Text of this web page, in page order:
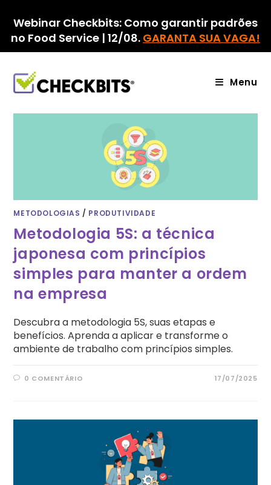
para
conteúdo
Webinar Checkbits: Como garantir padrões
no Food Service | 12/08. GARANTA SUA VAGA!
Menu
METODOLOGIAS / PRODUTIVIDADE
Metodologia 5S: a técnica
japonesa com princípios
simples para manter a ordem
na empresa
Descubra a metodologia 5S, suas etapas e
benefícios. Aprenda a aplicar e transforme o
ambiente de trabalho com princípios simples.
0 COMENTÁRIO 17/07/2025